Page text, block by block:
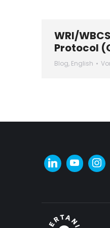
WRI/
Protocol
Blog, English